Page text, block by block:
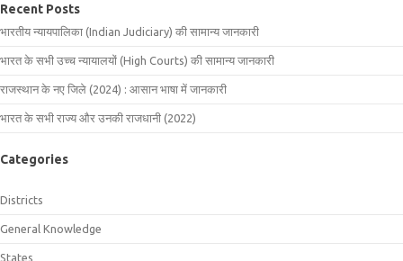
Recent Posts
भारतीय न्यायपालिका (Indian Judiciary) की सामान्य जानकारी
भारत के सभी उच्च न्यायालयों (High Courts) की सामान्य जानकारी
राजस्थान के नए जिले (2024) : आसान भाषा में जानकारी
भारत के सभी राज्य और उनकी राजधानी (2022)
Categories
Districts
General Knowledge
States